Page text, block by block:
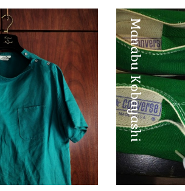
Manabu Kobayashi